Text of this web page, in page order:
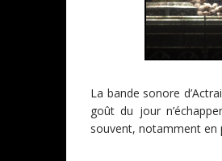
La bande sonore
goût du jour
souvent, notamment en